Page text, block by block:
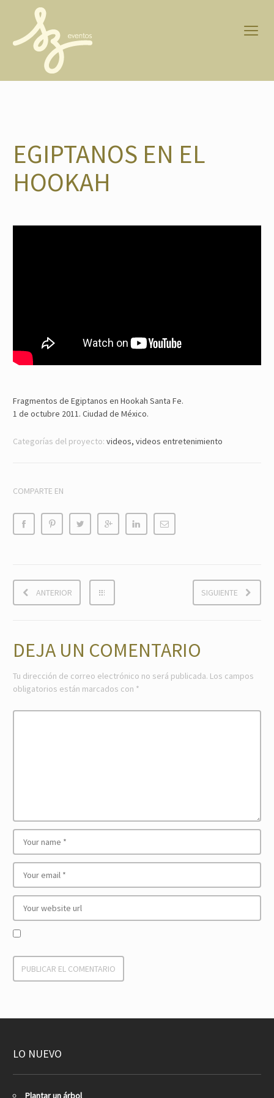
EGIPTANOS EN EL
HOOKAH
Fragmentos de Egiptanos en Hookah Santa Fe.
1 de octubre 2011. Ciudad de México.
Categorías del proyecto: videos, videos entretenimiento
COMPARTE EN
ANTERIOR SIGUIENTE
DEJA UN COMENTARIO
Tu dirección de correo electrónico no será publicada. Los campos
obligatorios están marcados con *
LO NUEVO
Plantar un árbol